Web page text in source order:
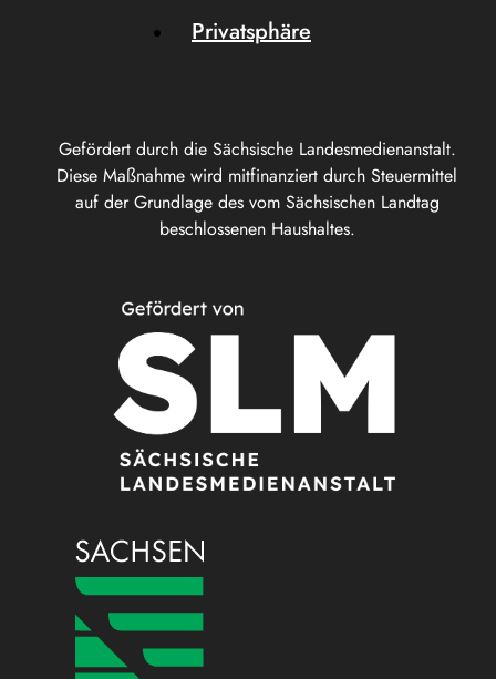
Gefördert durch die Sächsische Landesmedienanstalt.
Diese Maßnahme wird mitfinanziert durch Steuermittel
auf der Grundlage des vom Sächsischen Landtag
beschlossenen Haushaltes.
Privatsphäre